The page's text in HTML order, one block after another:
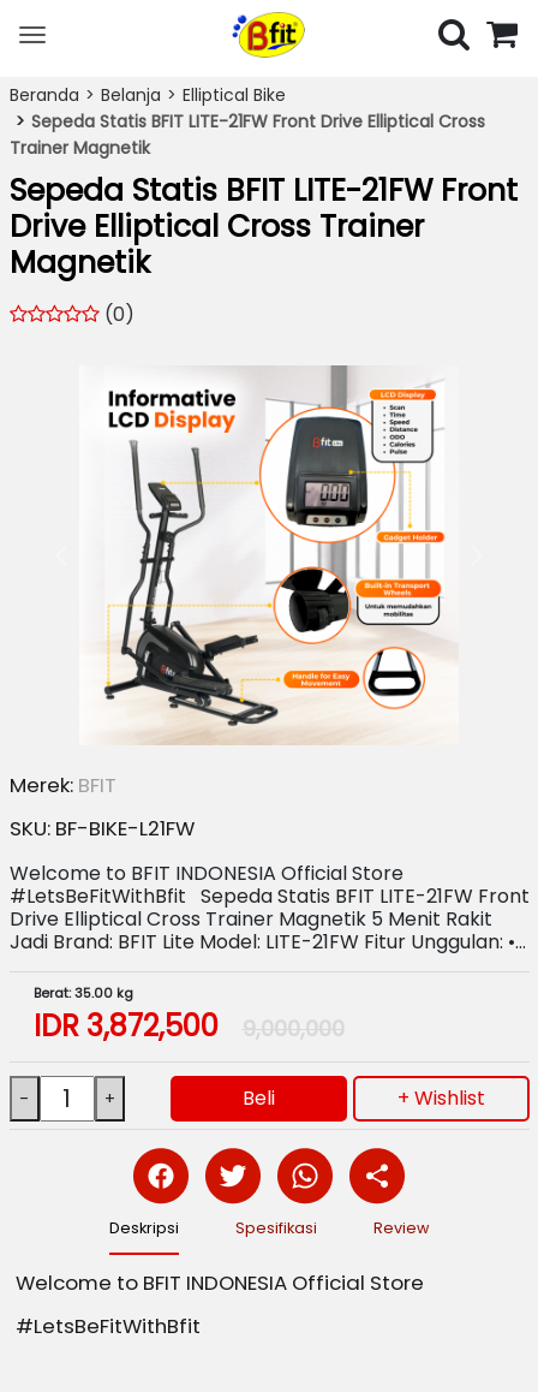
Toggle
Beranda
Belanja
Elliptical Bike
Sepeda Statis BFIT LITE-21FW Front Drive Elliptical Cross
Trainer Magnetik
Sepeda Statis BFIT LITE-21FW Front
Drive Elliptical Cross Trainer
Magnetik
(0)
Merek: BFIT
SKU: BF-BIKE-L21FW
Welcome to BFIT INDONESIA Official Store
#LetsBeFitWithBfit Sepeda Statis BFIT LITE-21FW Front
Drive Elliptical Cross Trainer Magnetik 5 Menit Rakit
Jadi Brand: BFIT Lite Model: LITE-21FW Fitur Unggulan: •…
Berat: 35.00 kg
IDR 3,872,500 9,000,000
Beli + Wishlist
Deskripsi Spesifikasi Review
Welcome to BFIT INDONESIA Official Store
#LetsBeFitWithBfit